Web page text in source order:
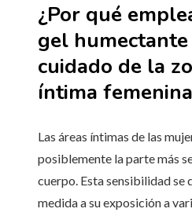
¿Por qué
gel
cuidado de la
íntima
Las áreas íntimas de las
posiblemente la parte más
cuerpo. Esta sensibilidad se
medida a su exposición a